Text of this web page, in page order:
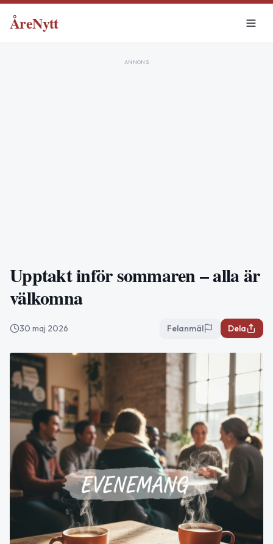
ÅreNytt
ANNONS
Upptakt inför sommaren – alla är
välkomna
30 maj 2026 Felanmäl Dela